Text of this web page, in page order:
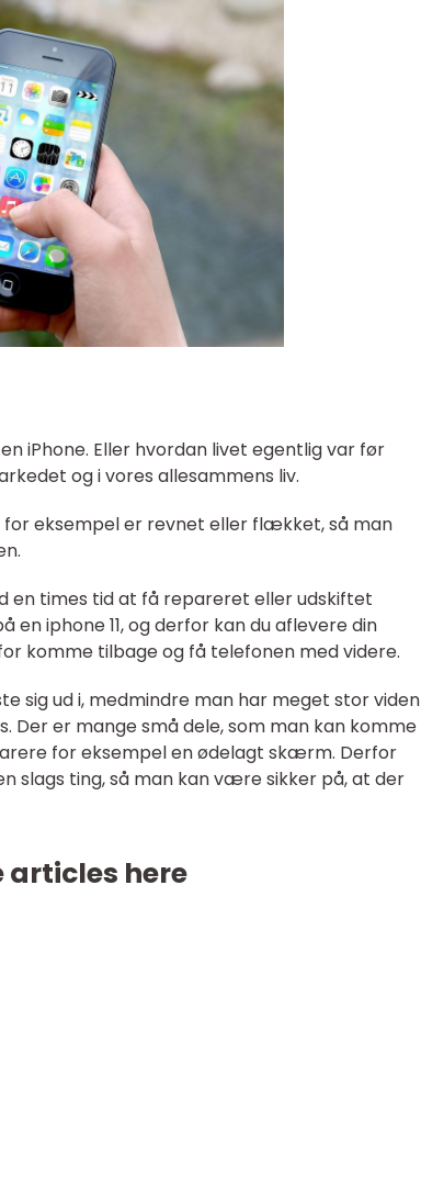
iPhone. Eller hvordan livet egentlig var før
og i vores allesammens liv.
eksempel er revnet eller flækket, så man
times tid at få repareret eller udskiftet
iphone 11, og derfor kan du aflevere din
komme tilbage og få telefonen med videre.
sig ud i, medmindre man har meget stor viden
er mange små dele, som man kan komme
for eksempel en ødelagt skærm. Derfor
slags ting, så man kan være sikker på, at der
articles here